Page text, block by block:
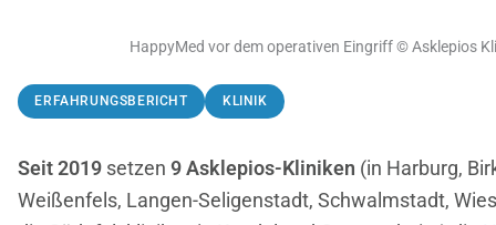
HappyMed vor dem operativen Eingriff © Asklepios
ERFAHRUNGSBERICHT KLINIK
Seit 2019setzen 9 Asklepios-Kliniken (in Harburg,
Weißenfels, Langen-Seligenstadt, Schwalmstadt,